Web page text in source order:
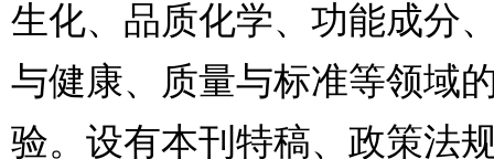
生化、品质化学、功能成分
与健康、质量与标准等领域
验。设有本刊特稿、政策法